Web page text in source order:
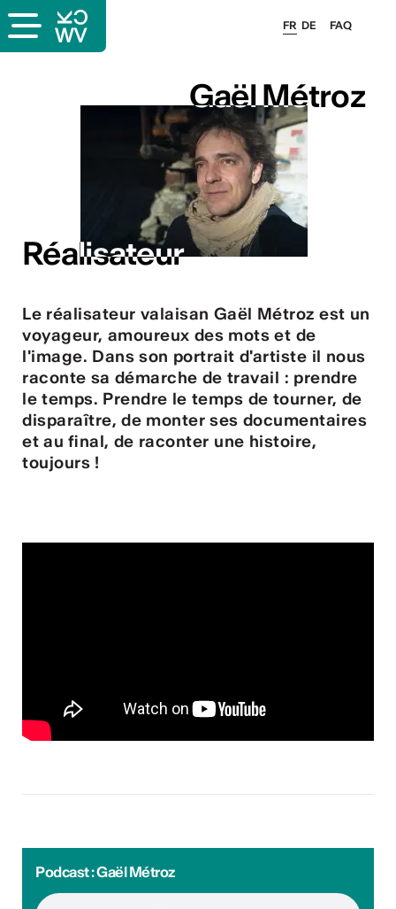
- Radio Chablais
FAQ
FR DE
Gaël Métroz
Réalisateur
Gaël Métroz
Réalisateur
Le réalisateur valaisan Gaël Métroz est un
voyageur, amoureux des mots et de
l'image. Dans son portrait d'artiste il nous
raconte sa démarche de travail : prendre
le temps. Prendre le temps de tourner, de
disparaître, de monter ses documentaires
et au final, de raconter une histoire,
toujours !
Podcast : Gaël Métroz